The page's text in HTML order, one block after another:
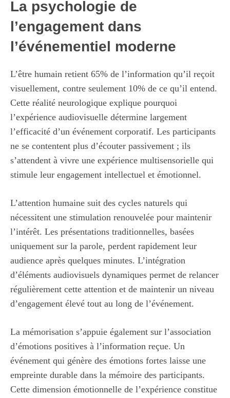
La psychologie de
l’engagement dans
l’événementiel moderne
L’être humain retient 65% de l’information qu’il reçoit
visuellement, contre seulement 10% de ce qu’il entend.
Cette réalité neurologique explique pourquoi
l’expérience audiovisuelle détermine largement
l’efficacité d’un événement corporatif. Les participants
ne se contentent plus d’écouter passivement ; ils
s’attendent à vivre une expérience multisensorielle qui
stimule leur engagement intellectuel et émotionnel.
L’attention humaine suit des cycles naturels qui
nécessitent une stimulation renouvelée pour maintenir
l’intérêt. Les présentations traditionnelles, basées
uniquement sur la parole, perdent rapidement leur
audience après quelques minutes. L’intégration
d’éléments audiovisuels dynamiques permet de relancer
régulièrement cette attention et de maintenir un niveau
d’engagement élevé tout au long de l’événement.
La mémorisation s’appuie également sur l’association
d’émotions positives à l’information reçue. Un
événement qui génère des émotions fortes laisse une
empreinte durable dans la mémoire des participants.
Cette dimension émotionnelle de l’expérience constitue